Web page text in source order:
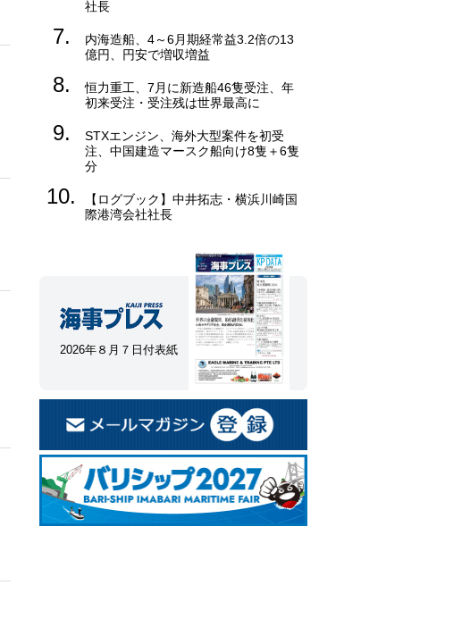
社長
7.
内海造船、4～6月期経常益3.2倍の13
億円、円安で増収増益
8.
恒力重工、7月に新造船46隻受注、年
初来受注・受注残は世界最高に
9.
STXエンジン、海外大型案件を初受
注、中国建造マースク船向け8隻＋6隻
分
10.
【ログブック】中井拓志・横浜川崎国
際港湾会社社長
2026年８月７日付表紙